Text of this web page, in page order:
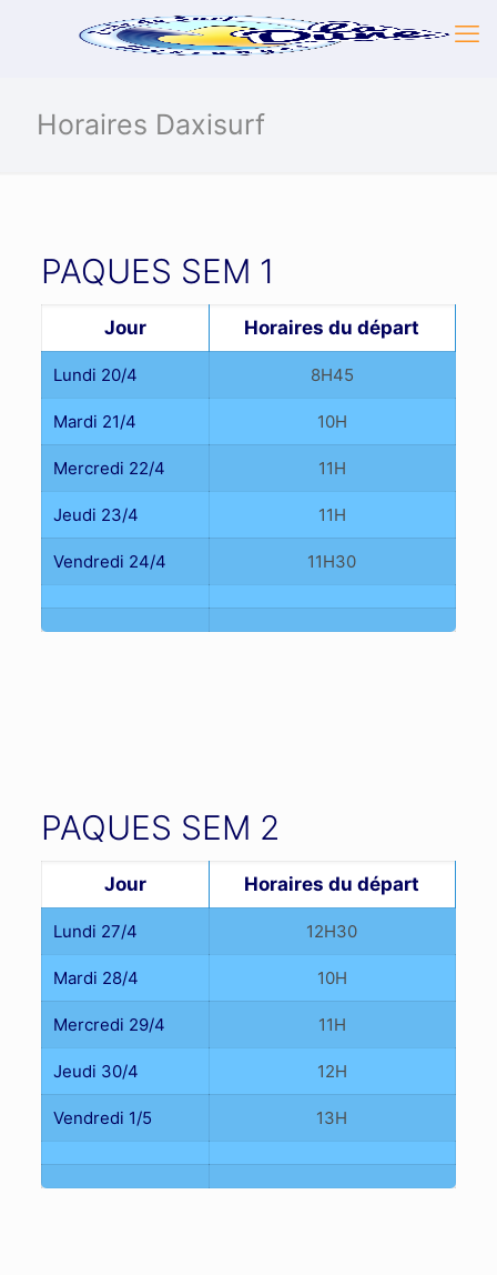
Horaires Daxisurf
PAQUES SEM 1
Jour Horaires du départ
Lundi 20/4 8H45
Mardi 21/4 10H
Mercredi 22/4 11H
Jeudi 23/4 11H
Vendredi 24/4 11H30
PAQUES SEM 2
Jour Horaires du départ
Lundi 27/4 12H30
Mardi 28/4 10H
Mercredi 29/4 11H
Jeudi 30/4 12H
Vendredi 1/5 13H